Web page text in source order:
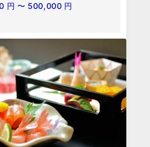
円 〜 500,000 円